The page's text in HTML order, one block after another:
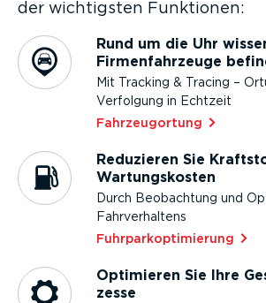
der wichtigsten Funktionen:
Rund um die Uhr
Firmen­fahr­zeuge
Mit Tracking & Tracing –
Verfolgung in Echtzeit
Fahrzeu­g­ortung⁠
Reduzieren Sie
Wartungs­kosten
Durch Beobachtung und
Fahrver­haltens
Fuhrpar­k­op­ti­mierung⁠
Optimieren Sie Ihre
zesse